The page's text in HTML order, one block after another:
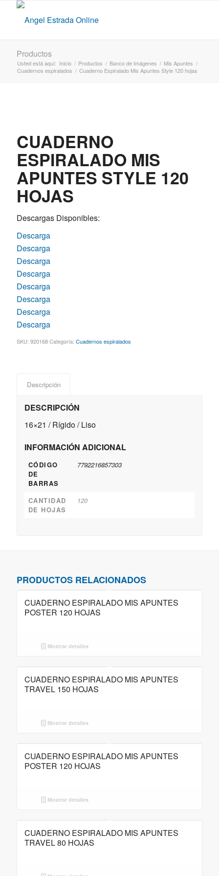
Productos
Usted está aquí: Inicio / Productos / Banco de Imágenes / Mis Apuntes /
Cuadernos espiralados / Cuaderno Espiralado Mis Apuntes Style 120 hojas
CUADERNO
ESPIRALADO MIS
APUNTES STYLE 120
HOJAS
Descargas Disponibles:
Descarga
Descarga
Descarga
Descarga
Descarga
Descarga
Descarga
Descarga
SKU: 920168 Categoría: Cuadernos espiralados
Descripción
DESCRIPCIÓN
16×21 / Rígido / Liso
INFORMACIÓN ADICIONAL
CÓDIGO
DE
BARRAS
7792216857303
CANTIDAD
DE HOJAS
120
PRODUCTOS RELACIONADOS
CUADERNO ESPIRALADO MIS APUNTES
POSTER 120 HOJAS
Mostrar detalles
CUADERNO ESPIRALADO MIS APUNTES
TRAVEL 150 HOJAS
Mostrar detalles
CUADERNO ESPIRALADO MIS APUNTES
POSTER 120 HOJAS
Mostrar detalles
CUADERNO ESPIRALADO MIS APUNTES
TRAVEL 80 HOJAS